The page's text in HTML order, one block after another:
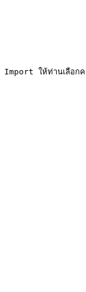
Import ให้ท่านเลื